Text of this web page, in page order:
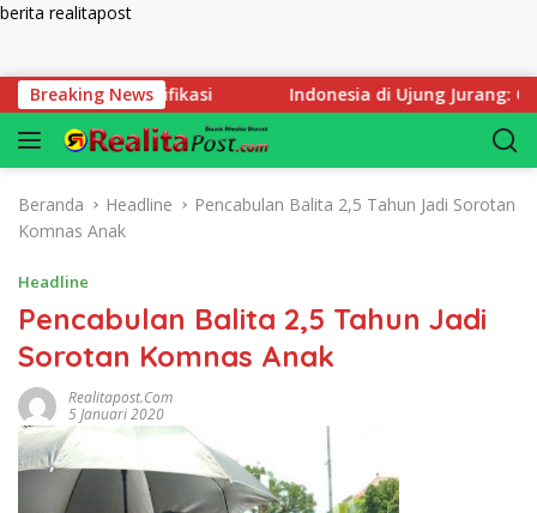
berita realitapost
Breaking News
Ada Klarifikasi Indonesia di Ujung Jurang:
Beranda Headline
Pencabulan Balita 2,5 Tahun Jadi Sorotan
Komnas Anak
Headline
Pencabulan Balita 2,5 Tahun Jadi
Sorotan Komnas Anak
Realitapost.com
5 Januari 2020